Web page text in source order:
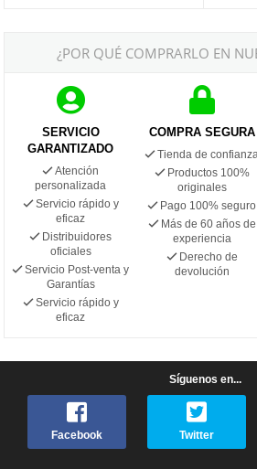
¿POR QUÉ COMPRARLO EN
SERVICIO
GARANTIZADO
Atención
personalizada
Servicio rápido y
eficaz
Distribuidores
oficiales
Servicio Post-venta y
Garantías
Servicio rápido y
eficaz
COMPRA SEGURA
Tienda de confianza
Productos 100%
originales
Pago 100% seguro
Más de 60 años de
experiencia
Derecho de
devolución
Síguenos en...
Facebook Twitter